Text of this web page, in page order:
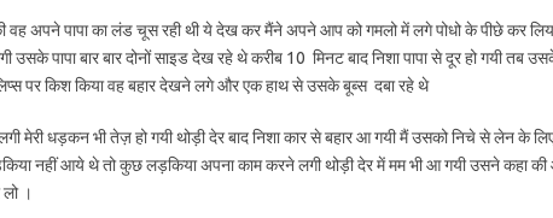
अपने पापा का लंड चूस रही थी ये देख कर मैंने अपने आप को गमलो में लगे पोधो के पीछे कर
पापा बार बार दोनों साइड देख रहे थे करीब 10 मिनट बाद निशा पापा से दूर हो गयी तब उसके
पर किश किया वह बहार देखने लगे और एक हाथ से उसके बूब्स दबा रहे थे
मेरी धड़कन भी तेज़ हो गयी थोड़ी देर बाद निशा कार से बहार आ गयी मैं उसको निचे से लेन के लिए
नहीं आये थे तो कुछ लड़किया अपना काम करने लगी थोड़ी देर में मम भी आ गयी उसने कहा
।